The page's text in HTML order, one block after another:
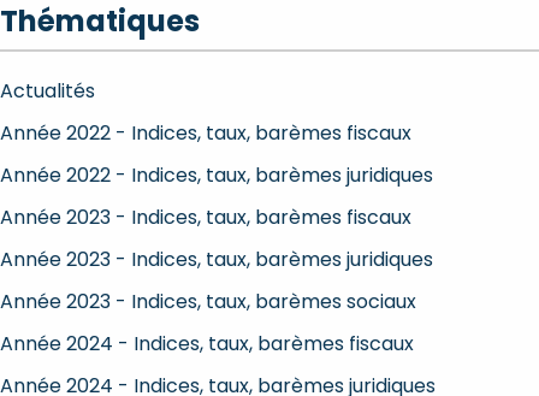
Thématiques
Actualités
Année 2022 - Indices, taux, barèmes fiscaux
Année 2022 - Indices, taux, barèmes juridiques
Année 2023 - Indices, taux, barèmes fiscaux
Année 2023 - Indices, taux, barèmes juridiques
Année 2023 - Indices, taux, barèmes sociaux
Année 2024 - Indices, taux, barèmes fiscaux
Année 2024 - Indices, taux, barèmes juridiques